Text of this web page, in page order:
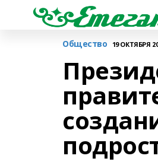
Общество 19 ОКТЯБРЯ